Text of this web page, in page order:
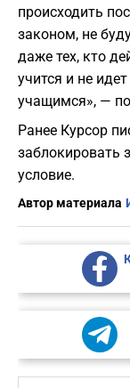
происходить
законом, не
даже тех, кто
учится и не
учащимся», —
Ранее Курсор
заблокировать
условие.
Автор материала